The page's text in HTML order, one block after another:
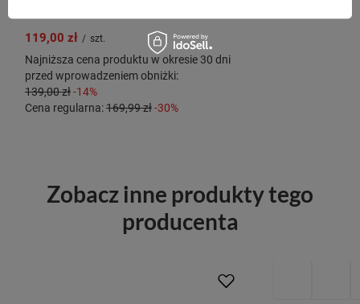
119,00 zł / szt.
Najniższa cena produktu w okresie 30 dni
przed wprowadzeniem obniżki:
139,00 zł-14%
Cena regularna:169,99 zł-30%
Zobacz inne produkty tego
producenta